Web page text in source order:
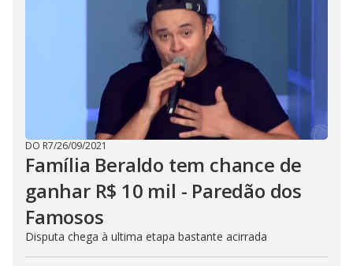
DO R7/26/09/2021
Família Beraldo tem chance de
ganhar R$ 10 mil - Paredão dos
Famosos
Disputa chega à ultima etapa bastante acirrada